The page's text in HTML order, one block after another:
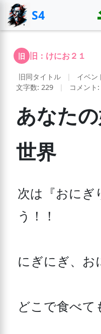
S4
旧 旧：けにお２１
旧同タイトル | イベン
文字数: 229
| コメント
あなた
世界
次は『おにぎ
う！！
にぎにぎ、お
どこで食べ